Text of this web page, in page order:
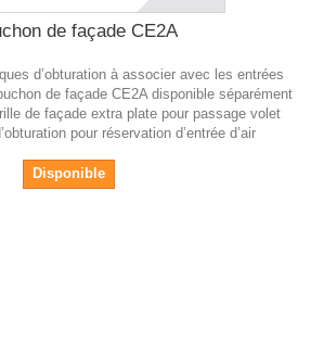
de façade CE2A
d’obturation à associer avec les entrées
de façade CE2A disponible séparément
de façade extra plate pour passage volet
pour réservation d’entrée d’air
Disponible